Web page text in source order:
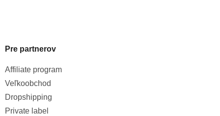
Pre partnerov
Affiliate program
Veľkoobchod
Dropshipping
Private label